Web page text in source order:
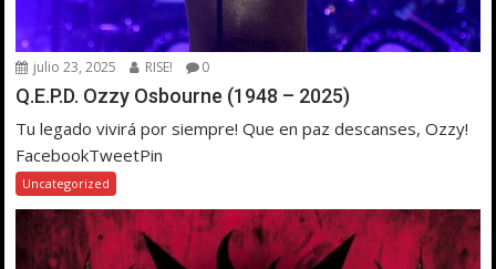
julio 23, 2025 RISE! 0
Q.E.P.D. Ozzy Osbourne (1948 – 2025)
Tu legado vivirá por siempre! Que en paz descanses, Ozzy!
FacebookTweetPin
Uncategorized